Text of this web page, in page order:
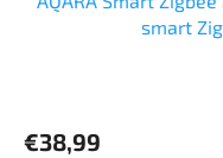
smart
€38,99